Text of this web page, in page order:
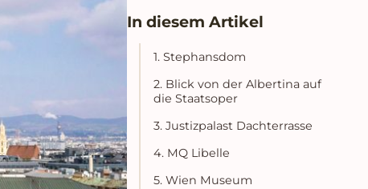
In diesem Artikel
1. Stephansdom
2. Blick von der Albertina auf
die Staatsoper
3. Justizpalast Dachterrasse
4. MQ Libelle
5. Wien Museum